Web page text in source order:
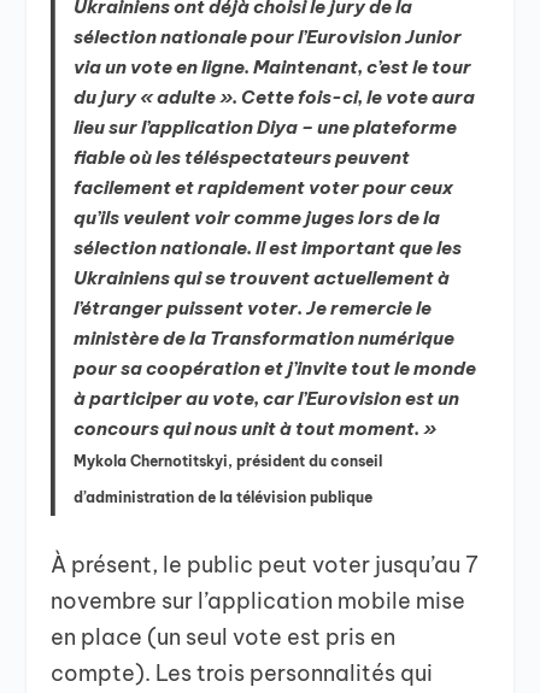
Ukrainiens ont déjà choisi le jury de la
sélection nationale pour l’Eurovision Junior
via un vote en ligne. Maintenant, c’est le tour
du jury « adulte ». Cette fois-ci, le vote aura
lieu sur l’application Diya – une plateforme
fiable où les téléspectateurs peuvent
facilement et rapidement voter pour ceux
qu’ils veulent voir comme juges lors de la
sélection nationale. Il est important que les
Ukrainiens qui se trouvent actuellement à
l’étranger puissent voter. Je remercie le
ministère de la Transformation numérique
pour sa coopération et j’invite tout le monde
à participer au vote, car l’Eurovision est un
concours qui nous unit à tout moment. »
Mykola Chernotitskyi, président du conseil
d’administration de la télévision publique
À présent, le public peut voter jusqu’au 7
novembre sur l’application mobile mise
en place (un seul vote est pris en
compte). Les trois personnalités qui